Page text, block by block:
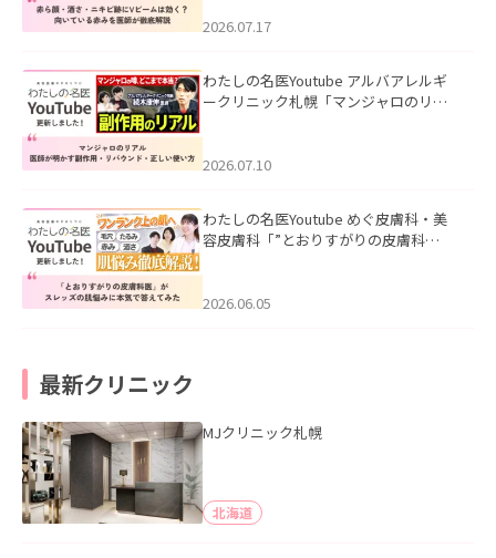
した。
2026.07.17
わたしの名医Youtube アルバアレルギ
ークリニック札幌「マンジャロのリア
た。
2026.07.10
わたしの名医Youtube めぐ皮膚科・美
容皮膚科「”とおりすがりの皮膚科
2026.06.05
最新クリニック
MJクリニック札幌
北海道